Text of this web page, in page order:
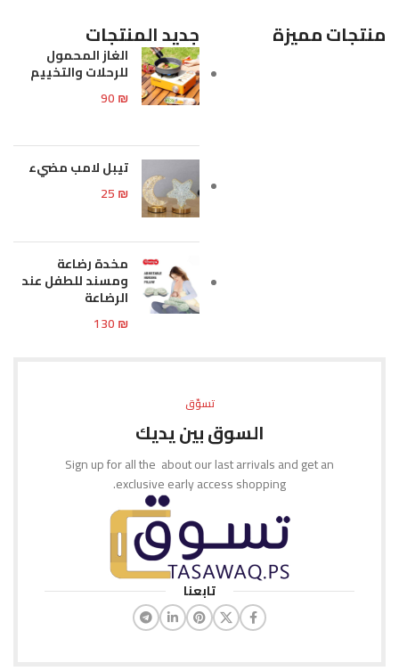
منتجات مميزة جديد المنتجات
الغاز المحمول
للرحلات والتخييم
90₪
تيبل لامب مضيء
25₪
مخدة رضاعة
ومسند للطفل عند
الرضاعة
130₪
تسوّق
السوق بين يديك
Sign up for all the about our last arrivals and get an
exclusive early access shopping.
تابعنا